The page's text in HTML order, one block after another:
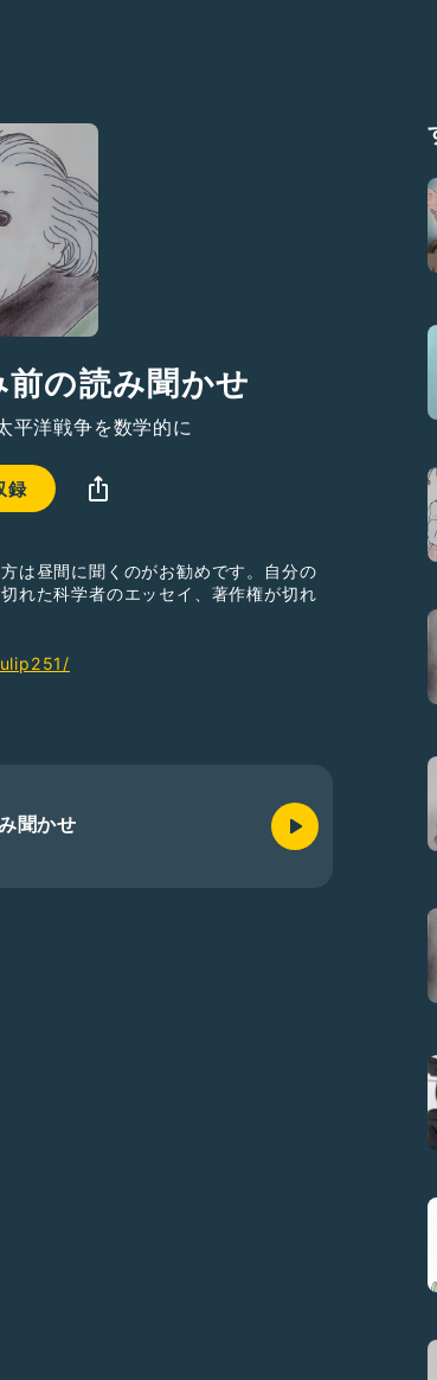
の読み聞かせ
洋戦争を数学的に
録
は昼間に聞くのがお勧めです。自分の
れた科学者のエッセイ、著作権が切れ
聞かせ